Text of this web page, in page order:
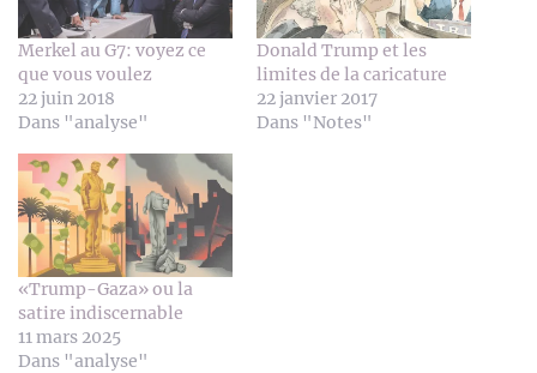
Merkel au G7: voyez ce
que vous voulez
22 juin 2018
Dans "analyse"
Donald Trump et les
limites de la caricature
22 janvier 2017
Dans "Notes"
«Trump-Gaza» ou la
satire indiscernable
11 mars 2025
Dans "analyse"